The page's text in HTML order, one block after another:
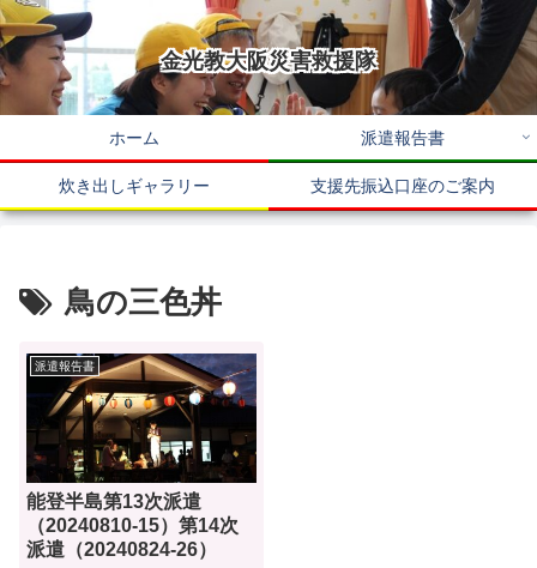
金光教大阪災害救援隊
ホーム 派遣報告書
炊き出しギャラリー 支援先振込口座のご案内
鳥の三色丼
派遣報告書
能登半島第13次派遣
（20240810-15）第14次
派遣（20240824-26）